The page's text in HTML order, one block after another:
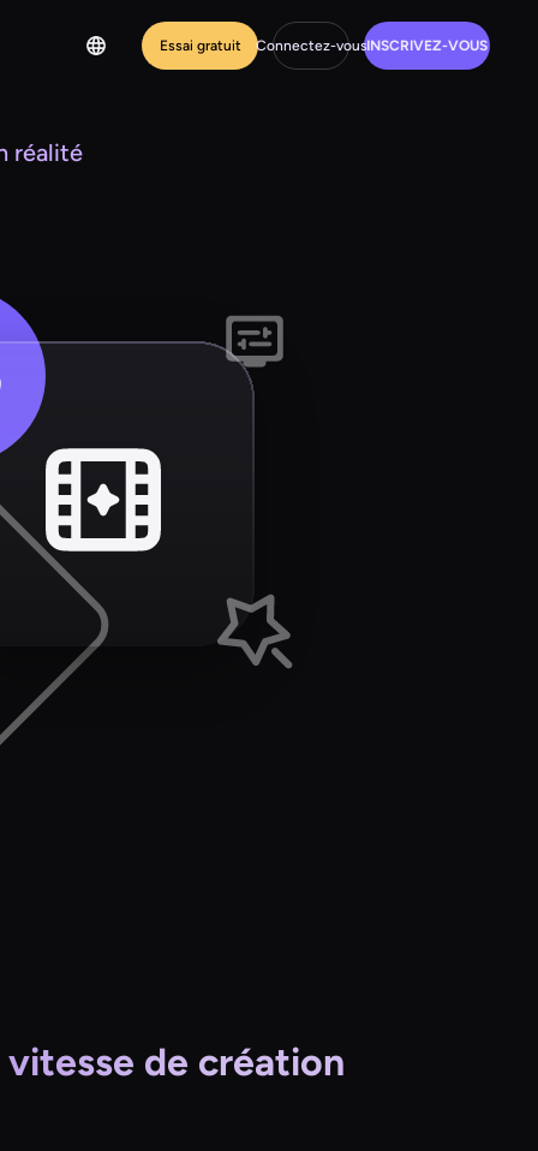
Essai gratuit Connectez-vousINSCRIVEZ-VOUS
réalité
de création